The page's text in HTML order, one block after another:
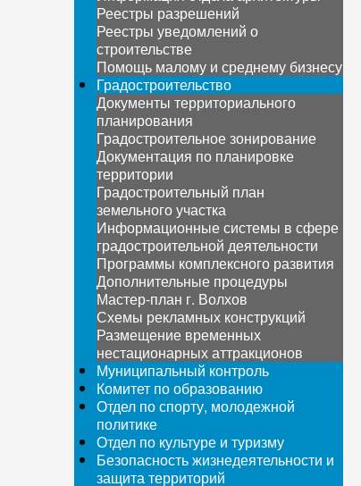
Реестры разрешений
Реестры уведомлений о
строительстве
Помощь малому и среднему бизнесу
Градостроительство
Документы территориального
планирования
Градостроительное зонирование
Документация по планировке
территории
Градостроительный план
земельного участка
Информационные системы в сфере
градостроительной деятельности
Программы комплексного развития
Дополнительные процедуры
Мастер-план г. Волхов
Схемы рекламных конструкций
Размещение временных
нестационарных аттракционов
Муниципальный контроль
Комитет по образованию
Отдел по спорту, молодежной
политике
Отдел по культуре и туризму
Безопасность жизнедеятельности и
защита территорий